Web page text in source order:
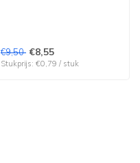
€9,50 €8,55
Stukprijs: €0,79 / stuk